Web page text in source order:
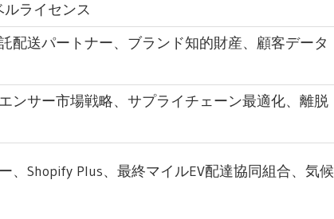
ライセンス
配送パートナー、ブランド知的財産、顧客データ
ンサー市場戦略、サプライチェーン最適化、離脱
、Shopify Plus、最終マイルEV配達協同組合、気候